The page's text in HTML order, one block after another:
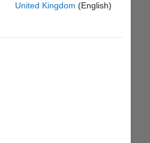
United Kingdom (English)